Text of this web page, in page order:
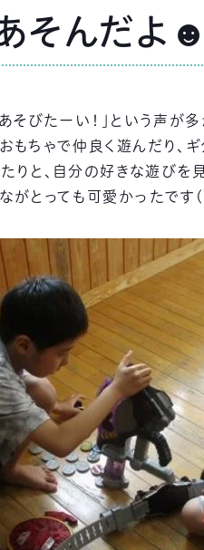
そんだよ☻
そびたーい！」という声が
もちゃで仲良く遊んだり、
りと、自分の好きな遊びを
がとっても可愛かったで